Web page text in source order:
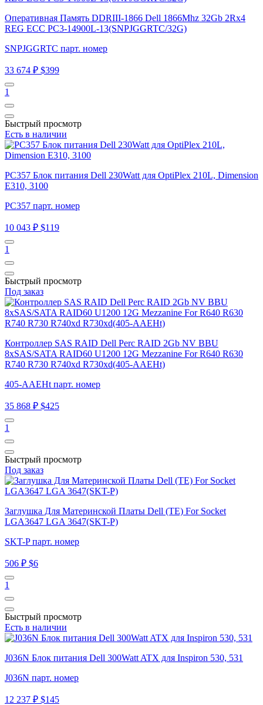
Оперативная Память DDRIII-1866 Dell 1866Mhz 32Gb 2Rx4
REG ECC PC3-14900L-13(SNPJGGRTC/32G)
SNPJGGRTC парт. номер
33 674 ₽ $399
1
Быстрый просмотр
Есть в наличии
PC357 Блок питания Dell 230Watt для OptiPlex 210L, Dimension
E310, 3100
PC357 парт. номер
10 043 ₽ $119
1
Быстрый просмотр
Под заказ
Контроллер SAS RAID Dell Perc RAID 2Gb NV BBU
8xSAS/SATA RAID60 U1200 12G Mezzanine For R640 R630
R740 R730 R740xd R730xd(405-AAEHt)
405-AAEHt парт. номер
35 868 ₽ $425
1
Быстрый просмотр
Под заказ
Заглушка Для Материнской Платы Dell (TE) For Socket
LGA3647 LGA 3647(SKT-P)
SKT-P парт. номер
506 ₽ $6
1
Быстрый просмотр
Есть в наличии
J036N Блок питания Dell 300Watt ATX для Inspiron 530, 531
J036N парт. номер
12 237 ₽ $145